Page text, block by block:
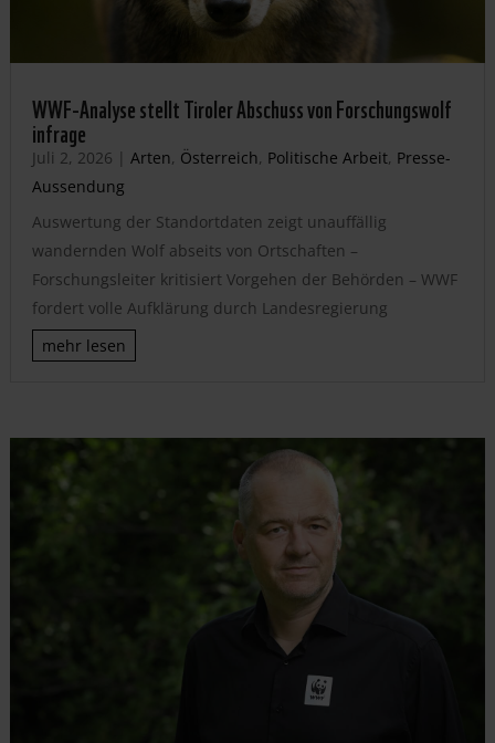
WWF-Analyse stellt Tiroler Abschuss von Forschungswolf
infrage
Juli 2, 2026 | Arten, Österreich, Politische Arbeit, Presse-
Aussendung
Auswertung der Standortdaten zeigt unauffällig
wandernden Wolf abseits von Ortschaften –
Forschungsleiter kritisiert Vorgehen der Behörden – WWF
fordert volle Aufklärung durch Landesregierung
mehr lesen